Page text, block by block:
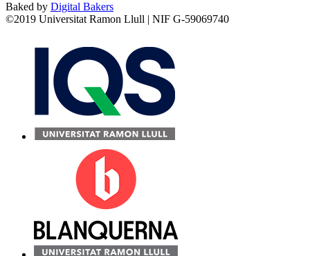
Baked by Digital Bakers
©2019 Universitat Ramon Llull | NIF G-59069740